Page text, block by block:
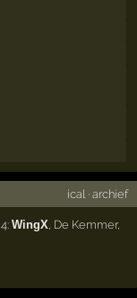
ical· archief
WingX, De Kemmer,